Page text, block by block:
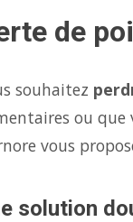
de
souhaitez
ou que
vous
solution